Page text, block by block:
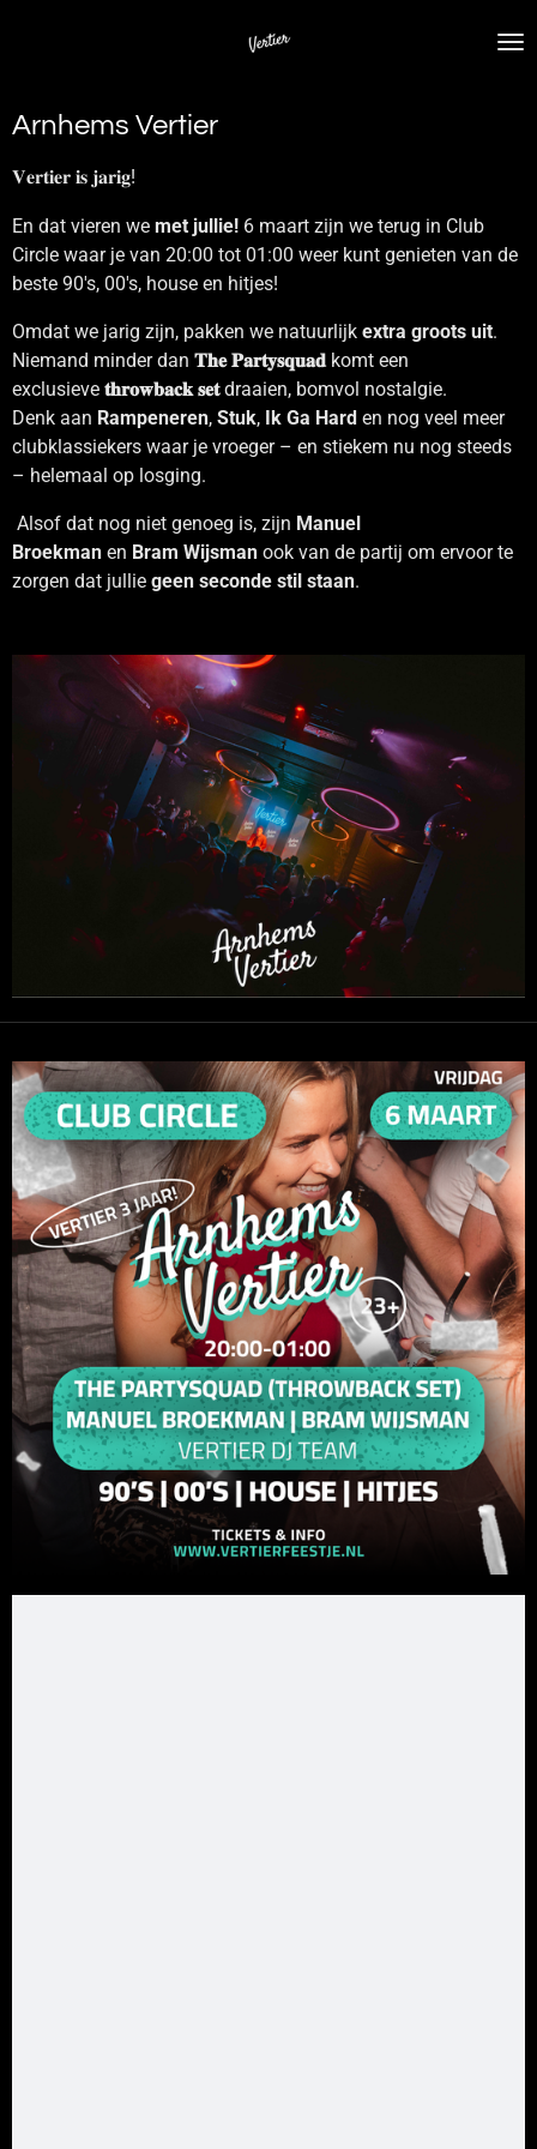
de
hoofdinhoud
Arnhems Vertier
𝐕𝐞𝐫𝐭𝐢𝐞𝐫 𝐢𝐬 𝐣𝐚𝐫𝐢𝐠!
En dat vieren we met jullie! 6 maart zijn we terug in Club
Circle waar je van 20:00 tot 01:00 weer kunt genieten van de
beste 90's, 00's, house en hitjes!
Omdat we jarig zijn, pakken we natuurlijk extra groots uit.
Niemand minder dan 𝐓𝐡𝐞 𝐏𝐚𝐫𝐭𝐲𝐬𝐪𝐮𝐚𝐝komt een
exclusieve 𝐭𝐡𝐫𝐨𝐰𝐛𝐚𝐜𝐤 𝐬𝐞𝐭draaien, bomvol nostalgie.
Denk aan Rampeneren, Stuk, Ik Ga Hard en nog veel meer
clubklassiekers waar je vroeger – en stiekem nu nog steeds
– helemaal op losging.
Alsof dat nog niet genoeg is, zijn Manuel
Broekman en Bram Wijsman ook van de partij om ervoor te
zorgen dat jullie geen seconde stil staan.